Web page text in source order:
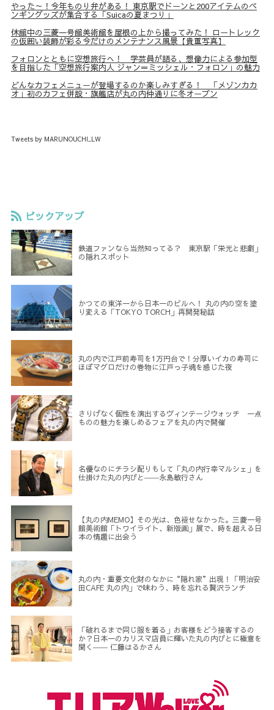
やった～！今年ものり弁がある！ 東京駅でドーンと200アイテムのペ
ンギングッズが集合する「Suicaの夏まつり」
休館中の三菱一号館美術館を屋根の上から撮ってみた！ ロートレック
の仮囲い装飾が彩る今だけのメンテナンス風景【貴重写真】
フォロンとともに空想旅行へ！ 学芸員が語る、想像力による参加型
を目指した「空想旅行案内人 ジャン＝ミッシェル・フォロン」の魅力
どんなカフェメニューが登場するのか楽しみすぎる！ 「メゾンカカ
オ」初のカフェ併設・旗艦店が丸の内仲通りに冬オープン
Tweets by MARUNOUCHI_LW
ピックアップ
鉄道ファンなら当然知ってる？ 東京駅「栄光と悲劇」
の隠れスポット
かつての東洋一から日本一のビルへ！ 丸の内の空を塗
り変える「TOKYO TORCH」再開発秘話
丸の内で江戸前寿司を1万円台で！分厚いイカの寿司に
ほぼマグロだけの巻物に江戸っ子魂を感じた夜
さりげなく個性を演出するヴィンテージウォッチ 一点
ものの魅力を楽しめるフェアを丸の内で開催
名優なのにチラシ配りもして「丸の内行幸マルシェ」を
仕掛けた丸の内びと――永島敏行さん
【丸の内MEMO】その光は、色褪せなかった。三菱一号
館美術館「トワイライト、新版画」展で、時を超える日
本の情趣に出会う
丸の内・重要文化財のなかに“隠れ家”出現！「明治安
田CAFE 丸の内」で味わう、時を忘れる贅沢ランチ
「破れるまで同じ服を着る」お客様をどう接客するの
か？日本一のカリスマ店員に輝いた丸の内びとに極意を
聞く―― 仁藤はるかさん